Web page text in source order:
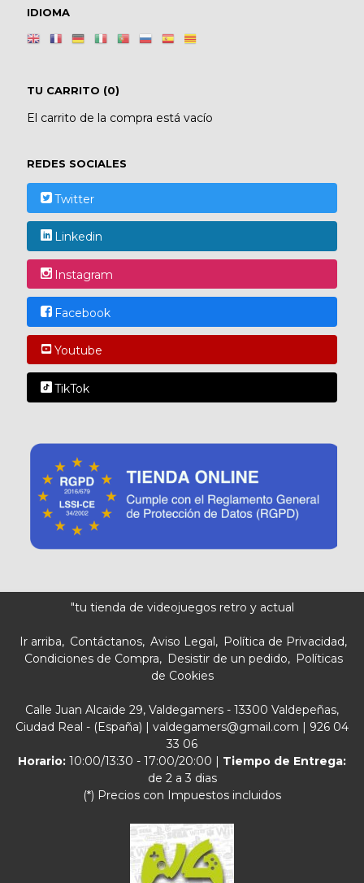
IDIOMA
TU CARRITO (0)
El carrito de la compra está vacío
REDES SOCIALES
Twitter
Linkedin
Instagram
Facebook
Youtube
TikTok
"tu tienda de videojuegos retro y actual
Ir arriba Contáctanos Aviso Legal
Política de Privacidad
Condiciones de Compra
Desistir de un pedido
Políticas
de Cookies
Calle Juan Alcaide 29, Valdegamers - 13300 Valdepeñas,
Ciudad Real - (España) | valdegamers@gmail.com | 926 04
33 06
Horario: 10:00/13:30 - 17:00/20:00 | Tiempo de Entrega:
de 2 a 3 dias
(*) Precios con Impuestos incluidos